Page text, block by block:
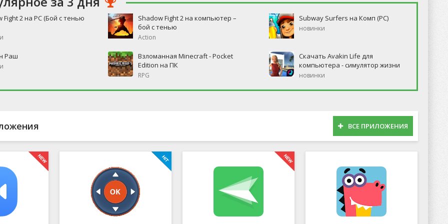
Fight 2 на PC (Бой с тенью
Shadow Fight 2 на компьютер –
бой с тенью
Action
Subway Surfers на Комп (PC)
новинки
Раш
Взломанная Minecraft - Pocket
Edition на ПК
RPG
Скачать Avakin Life для
компьютера - симулятор жизни
новинки
ВСЕ ПРИЛОЖЕНИЯ